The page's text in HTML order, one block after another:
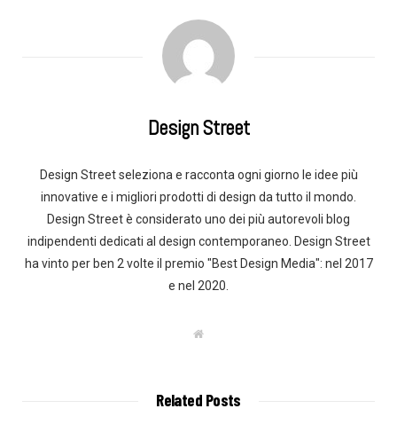
Design Street
Design Street seleziona e racconta ogni giorno le idee più
innovative e i migliori prodotti di design da tutto il mondo.
Design Street è considerato uno dei più autorevoli blog
indipendenti dedicati al design contemporaneo. Design Street
ha vinto per ben 2 volte il premio "Best Design Media": nel 2017
e nel 2020.
W
Related Posts